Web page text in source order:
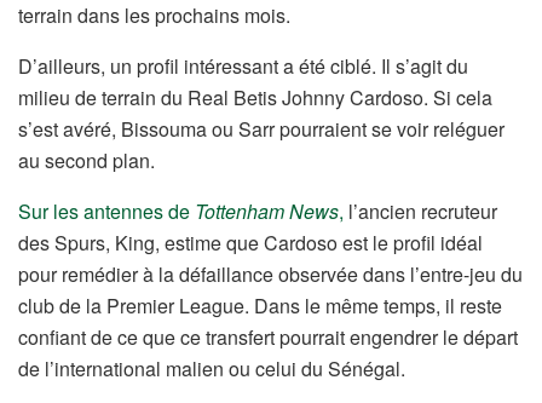
terrain dans les prochains mois.
D’ailleurs, un profil intéressant a été ciblé. Il s’agit du
milieu de terrain du Real Betis Johnny Cardoso. Si cela
s’est avéré, Bissouma ou Sarr pourraient se voir reléguer
au second plan.
Sur les antennes de Tottenham News, l’ancien recruteur
des Spurs, King, estime que Cardoso est le profil idéal
pour remédier à la défaillance observée dans l’entre-jeu du
club de la Premier League. Dans le même temps, il reste
confiant de ce que ce transfert pourrait engendrer le départ
de l’international malien ou celui du Sénégal.